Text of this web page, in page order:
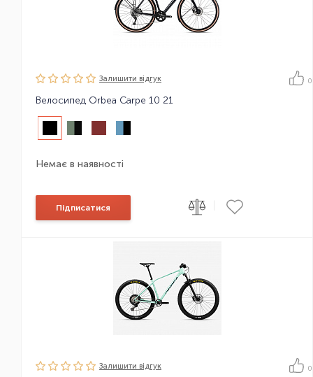
Залишити вiдгук 0
Велосипед Orbea Carpe 10 21
Немає в наявності
Підписатися
Залишити вiдгук 0